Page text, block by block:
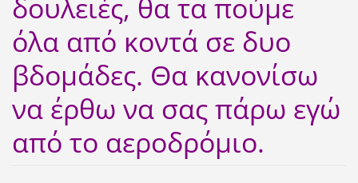
δουλειές, θα τα πούμε
όλα από κοντά σε δυο
βδομάδες. Θα κανονίσω
να έρθω να σας πάρω εγώ
από το αεροδρόμιο.